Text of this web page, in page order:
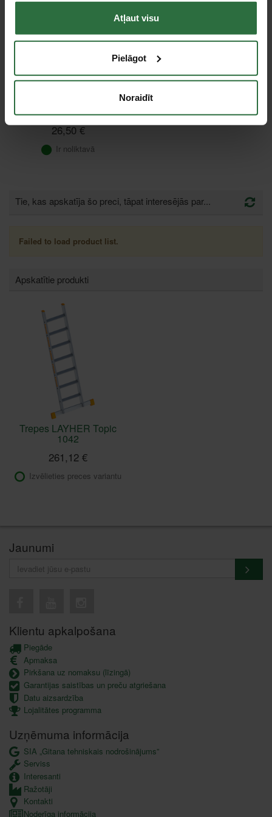
Atļaut visu
Pielāgot
Noraidīt
1000
26,50 €
Ir noliktavā
Tie, kas apskatīja šo preci, tāpat interesējās par...
Failed to load product list.
Apskatītie produkti
Trepes LAYHER Topic
1042
261,12 €
Izvēlieties preces variantu
Jaunumi
Klientu apkalpošana
Piegāde
Apmaksa
Pirkšana uz nomaksu (līzingā)
Garantijas saistības un preču atgriešana
Datu aizsardzība
Lojalitātes programma
Uzņēmuma informācija
SIA „Gitana tehniskais nodrošinājums”
Serviss
Interesanti
Ražotāji
Kontakti
Noderīga informācija